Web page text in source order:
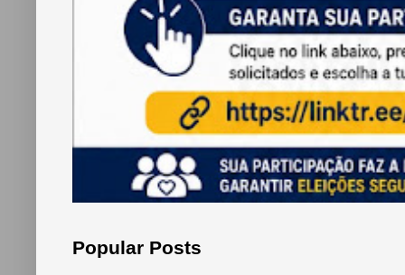
Popular Posts